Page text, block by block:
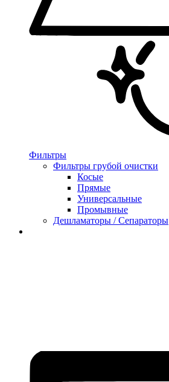
Фильтры
Фильтры грубой очистки
Косые
Прямые
Универсальные
Промывные
Дешламаторы / Сепараторы